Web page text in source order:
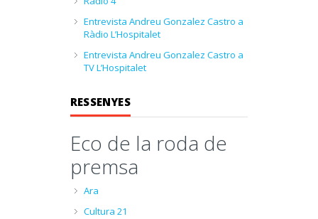
Entrevista Andreu Gonzalez Castro a
Ràdio L’Hospitalet
Entrevista Andreu Gonzalez Castro a
TV L’Hospitalet
RESSENYES
Eco de la roda de
premsa
Ara
Cultura 21